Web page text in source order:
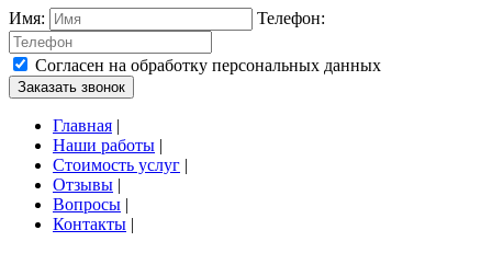
Имя: Телефон:
Согласен на обработку персональных данных
Заказать звонок
Главная |
Наши работы |
Стоимость услуг |
Отзывы |
Вопросы |
Контакты |